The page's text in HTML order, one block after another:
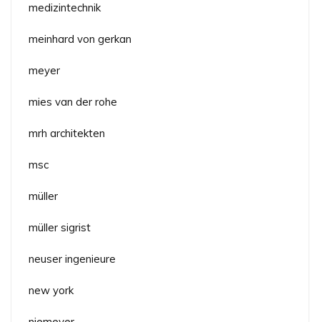
medizintechnik
meinhard von gerkan
meyer
mies van der rohe
mrh architekten
msc
müller
müller sigrist
neuser ingenieure
new york